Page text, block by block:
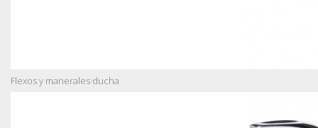
Flexos y manerales ducha